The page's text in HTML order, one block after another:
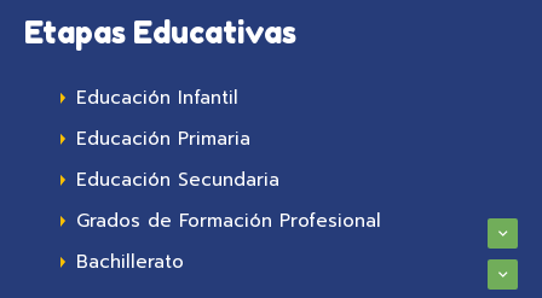
Etapas Educativas
Educación Infantil
Educación Primaria
Educación Secundaria
Grados de Formación Profesional
Bachillerato